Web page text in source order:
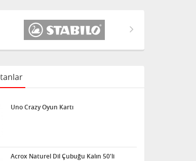
Uno Crazy Oyun Kartı
Acrox Naturel Dil Çubuğu Kalın 50'li